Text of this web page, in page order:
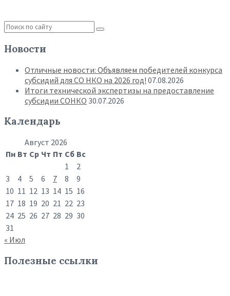
Новости
Отличные новости: Объявляем победителей конкурса
субсидий для СО НКО на 2026 год! 07.08.2026
Итоги технической экспертизы на предоставление
субсидии СОНКО 30.07.2026
Календарь
Август 2026
Пн Вт Ср Чт Пт Сб Вс
1
2
3
4 5 6 7 8
9
10 11 12 13 14 15 16
17 18 19 20 21 22 23
24 25 26 27 28 29 30
31
« Июл
Полезные ссылки